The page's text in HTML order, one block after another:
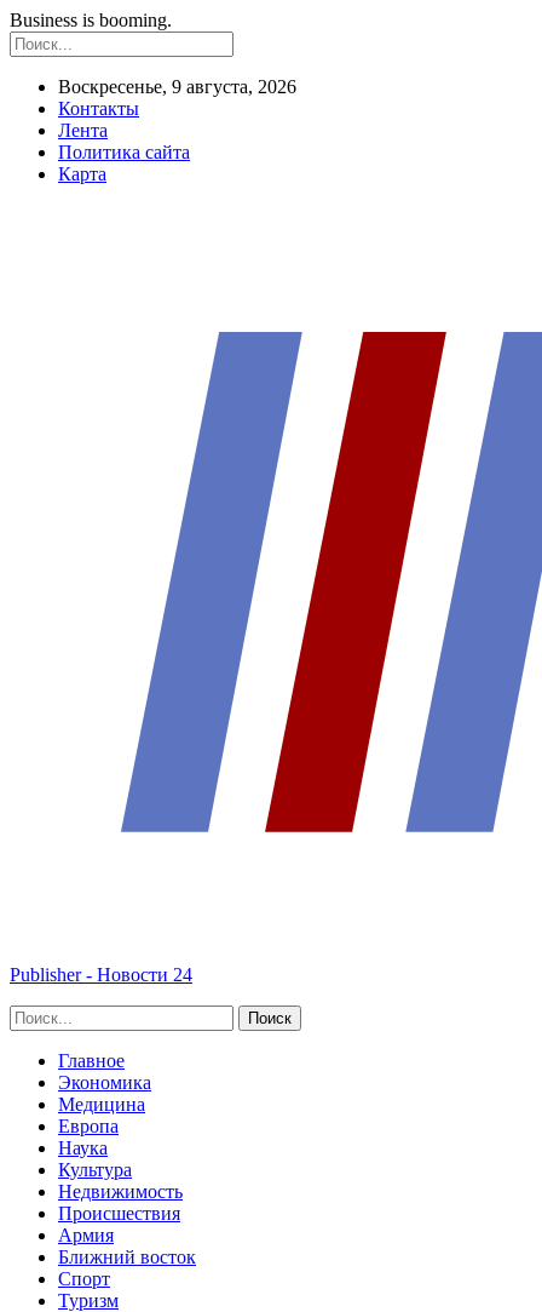
Business is booming.
Воскресенье, 9 августа, 2026
Контакты
Лента
Политика сайта
Карта
Publisher - Новости 24
Главное
Экономика
Медицина
Европа
Наука
Культура
Недвижимость
Происшествия
Армия
Ближний восток
Спорт
Туризм